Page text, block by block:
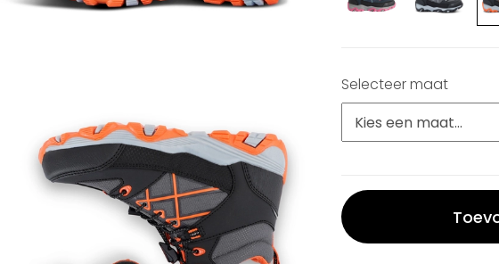
Selecteer maat